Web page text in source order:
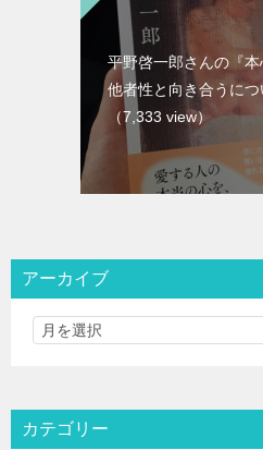
平野啓一郎さんの『本
他者性と向き合うに
（7,333 view）
アーカイブ
カテゴリー